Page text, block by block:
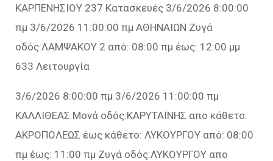
ΚΑΡΠΕΝΗΣΙΟΥ 237 Κατασκευές 3/6/2026 8:00:00
πμ 3/6/2026 11:00:00 πμ ΑΘΗΝΑΙΩΝ Ζυγά
οδός:ΛΑΜΨΑΚΟΥ 2 από: 08:00 πμ έως: 12:00 μμ
633 Λειτουργία
3/6/2026 8:00:00 πμ 3/6/2026 11:00:00 πμ
ΚΑΛΛΙΘΕΑΣ Μονά οδός:ΚΑΡΥΤΑΪΝΗΣ απο κάθετο:
ΑΚΡΟΠΟΛΕΩΣ έως κάθετο: ΛΥΚΟΥΡΓΟΥ από: 08:00
πμ έως: 11:00 πμ Ζυγά οδός:ΛΥΚΟΥΡΓΟΥ απο